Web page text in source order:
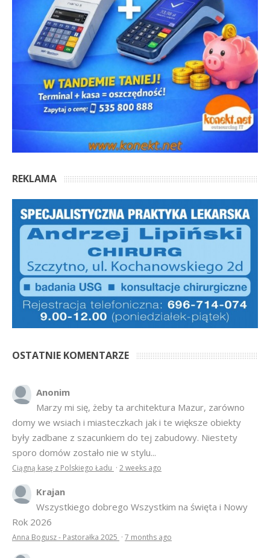
REKLAMA
OSTATNIE KOMENTARZE
Anonim
Marzy mi się, żeby ta architektura Mazur, zarówno
domy we wsiach i miasteczkach jak i te większe obiekty
były zadbane z szacunkiem do tej zabudowy. Niestety
sporo domów zostało nie w stylu...
Ciągną kasę z Polskiego Ładu · 2 weeks ago
Krajan
Wszystkiego dobrego Wszystkim na święta i Nowy
Rok 2026
Anna Bogusz - Pastorałka 2025 · 7 months ago